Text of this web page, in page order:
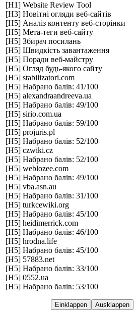
[H1] Website Review Tool
[H3] Новітні огляди веб-сайтів
[H5] Аналіз контенту веб-сторінки
[H5] Мета-теги веб-сайту
[H5] Збирач посилань
[H5] Швидкість завантаження
[H5] Поради веб-майстру
[H5] Огляд будь-якого сайту
[H5] stabilizatori.com
[H5] Набрано балів: 41/100
[H5] alexandraandreeva.ua
[H5] Набрано балів: 49/100
[H5] sirio.com.ua
[H5] Набрано балів: 59/100
[H5] projuris.pl
[H5] Набрано балів: 52/100
[H5] czwiki.cz
[H5] Набрано балів: 52/100
[H5] weblozee.com
[H5] Набрано балів: 49/100
[H5] vba.asn.au
[H5] Набрано балів: 31/100
[H5] turkcewiki.org
[H5] Набрано балів: 45/100
[H5] heidimerrick.com
[H5] Набрано балів: 46/100
[H5] hrodna.life
[H5] Набрано балів: 45/100
[H5] 57883.net
[H5] Набрано балів: 33/100
[H5] 0552.ua
[H5] Набрано балів: 53/100
Ausklappen
Einklappen